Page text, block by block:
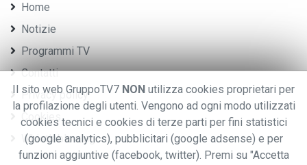
Home
Notizie
Programmi TV
Contatti
Privacy policy
Cookies
Whistleblowing
Il sito web GruppoTV7 NON utilizza cookies proprietari per
la profilazione degli utenti. Vengono ad ogni modo utilizzati
cookies tecnici e cookies di terze parti per fini statistici
(google analytics), pubblicitari (google adsense) e per
funzioni aggiuntive (facebook, twitter). Premi su "Accetta